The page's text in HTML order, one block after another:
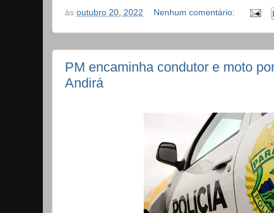
às outubro 20, 2022 Nenhum comentário:
PM encaminha condutor e moto
Andirá